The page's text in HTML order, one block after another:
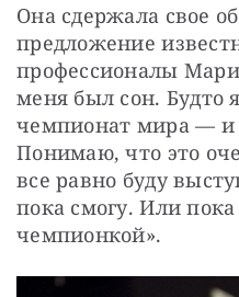
Она сдержала свое
предложение
профессионалы
меня был сон. Будто
чемпионат мира — и
Понимаю, что это
все равно буду
пока смогу. Или
чемпионкой».